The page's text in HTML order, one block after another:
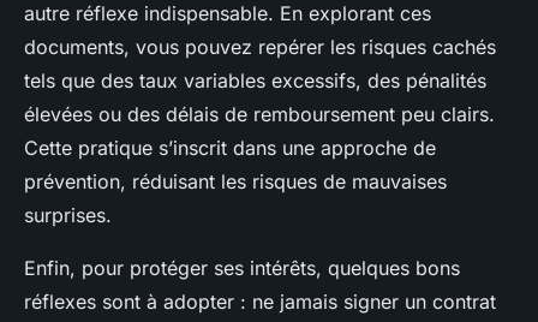
autre réflexe indispensable. En explorant ces
documents, vous pouvez repérer les risques cachés
tels que des taux variables excessifs, des pénalités
élevées ou des délais de remboursement peu clairs.
Cette pratique s’inscrit dans une approche de
prévention, réduisant les risques de mauvaises
surprises.
Enfin, pour protéger ses intérêts, quelques bons
réflexes sont à adopter : ne jamais signer un contrat